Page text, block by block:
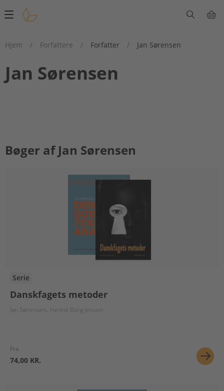
Main
Hjem
/ Forfattere / Forfatter / Jan Sørensen
Jan Sørensen
Bøger af Jan Sørensen
Serie
Danskfagets metoder
Jan Sørensen Henrik Borg Jensen
Fra
74,00 KR.